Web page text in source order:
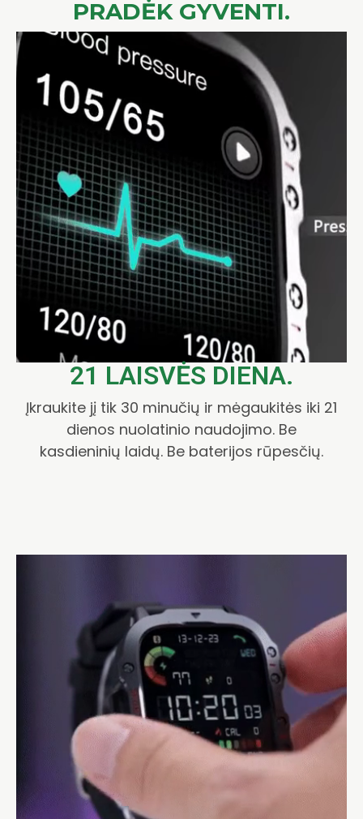
PRADĖK GYVENTI.
21 LAISVĖS DIENA.
Įkraukite jį tik 30 minučių ir mėgaukitės iki 21
dienos nuolatinio naudojimo. Be
kasdieninių laidų. Be baterijos rūpesčių.